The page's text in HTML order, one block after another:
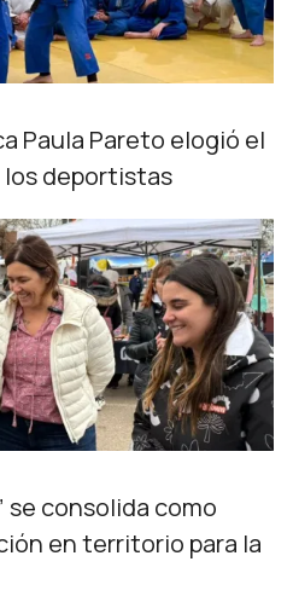
Paula Pareto elogió el
los deportistas
se consolida como
en territorio para la